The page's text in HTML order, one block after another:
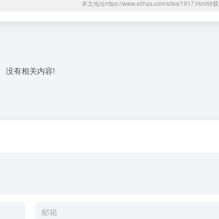
本文地址https://www.allhas.com/sites/1917.html转
没有相关内容!